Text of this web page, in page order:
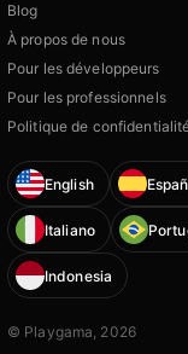
Blog
À propos de nous
Pour les développeurs
Pour les professionnels
Politique de
English
Italiano
Indonesia
© Playgama, 2026